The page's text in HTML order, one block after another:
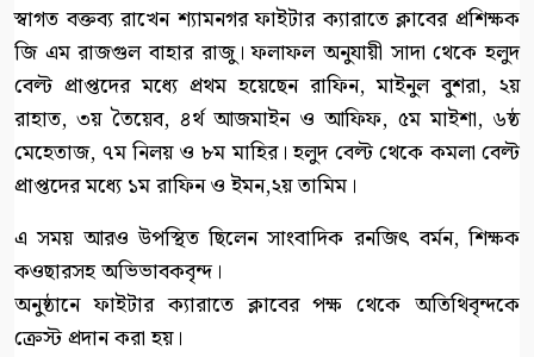
স্বাগত বক্তব্য রাখেন শ্যামনগর ফাইটার ক্যারাতে ক্লাবের প্রশিক্ষক
জি এম রাজগুল বাহার রাজু। ফলাফল অনুযায়ী সাদা থেকে হলুদ
বেল্ট প্রাপ্তদের মধ্যে প্রথম হয়েছেন রাফিন, মাইনুল বুশরা, ২য়
রাহাত, ৩য় তৈয়েব, ৪র্থ আজমাইন ও আফিফ, ৫ম মাইশা, ৬ষ্ঠ
মেহেতাজ, ৭ম নিলয় ও ৮ম মাহির। হলুদ বেল্ট থেকে কমলা বেল্ট
প্রাপ্তদের মধ্যে ১ম রাফিন ও ইমন,২য় তামিম।
এ সময় আরও উপস্থিত ছিলেন সাংবাদিক রনজিৎ বর্মন, শিক্ষক
কওছারসহ অভিভাবকবৃন্দ।
অনুষ্ঠানে ফাইটার ক্যারাতে ক্লাবের পক্ষ থেকে অতিথিবৃন্দকে
ক্রেস্ট প্রদান করা হয়।